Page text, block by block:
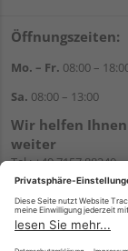
Öffnungszeiten:
Mo. – Fr. 08:00 –
Sa. 08:00 – 13:00
Wir helfen
weiter
Tel.:+49 7157 88240
E-Mail:
filderstadt.de